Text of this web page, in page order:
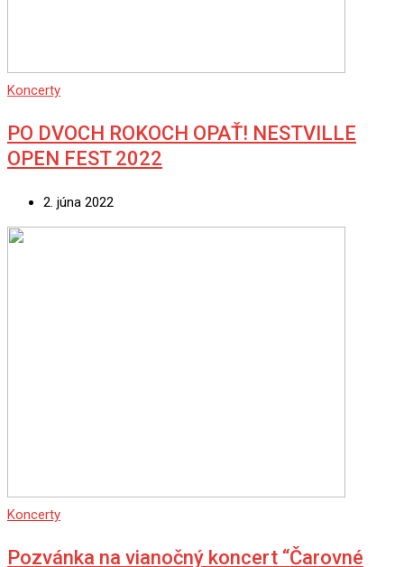
Koncerty
PO DVOCH ROKOCH OPAŤ! NESTVILLE
OPEN FEST 2022
2. júna 2022
Koncerty
Pozvánka na vianočný koncert “Čarovné